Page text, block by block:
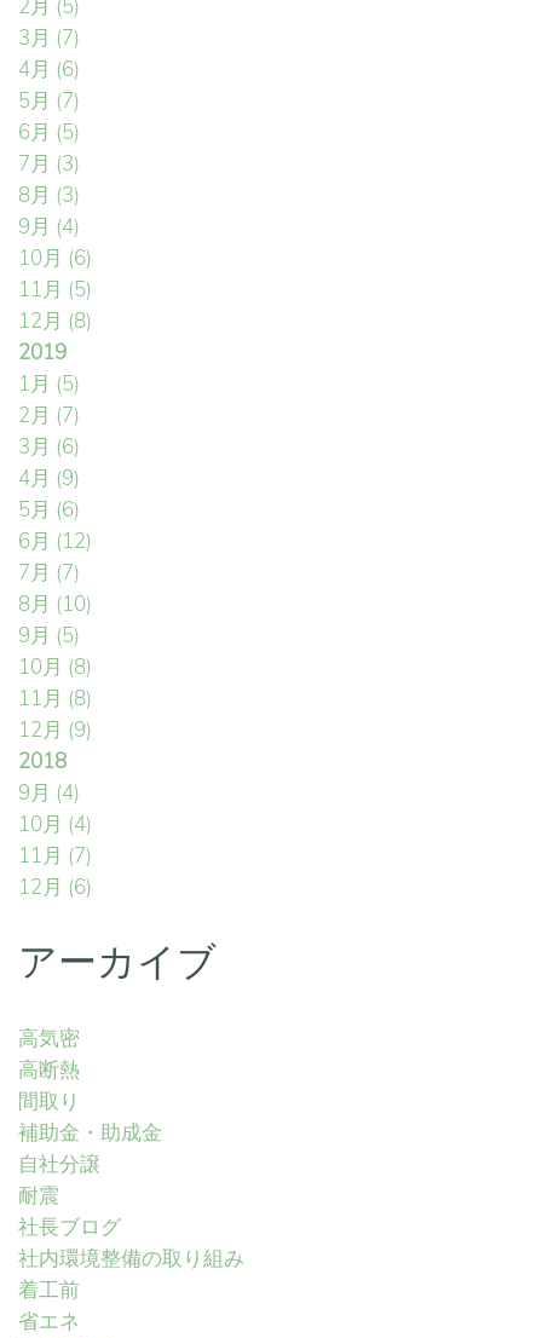
2月 (5)
3月 (7)
4月 (6)
5月 (7)
6月 (5)
7月 (3)
8月 (3)
9月 (4)
10月 (6)
11月 (5)
12月 (8)
2019
1月 (5)
2月 (7)
3月 (6)
4月 (9)
5月 (6)
6月 (12)
7月 (7)
8月 (10)
9月 (5)
10月 (8)
11月 (8)
12月 (9)
2018
9月 (4)
10月 (4)
11月 (7)
12月 (6)
アーカイブ
高気密
高断熱
間取り
補助金・助成金
自社分譲
耐震
社長ブログ
社内環境整備の取り組み
着工前
省エネ